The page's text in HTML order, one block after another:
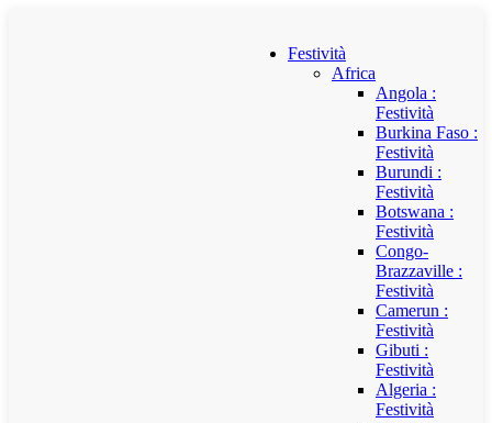
Festività
Africa
Angola :
Festività
Burkina Faso :
Festività
Burundi :
Festività
Botswana :
Festività
Congo-
Brazzaville :
Festività
Camerun :
Festività
Gibuti :
Festività
Algeria :
Festività